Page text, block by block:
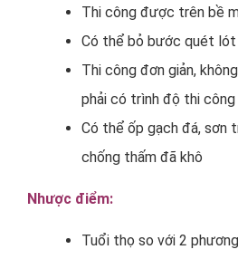
Thi công được trên bề
Có thể bỏ bước quét
Thi công đơn giản,
phải có trình độ thi công
Có thể ốp gạch đá, sơn
chống thấm đã khô
Nhược điểm:
Tuổi thọ so với 2